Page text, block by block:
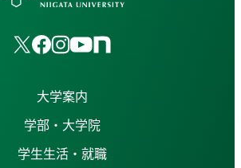
大学案内
学部・大学院
学生生活・就職